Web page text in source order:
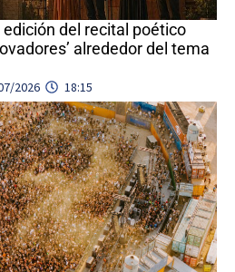
del recital poético
alrededor del tema
2026 18:15